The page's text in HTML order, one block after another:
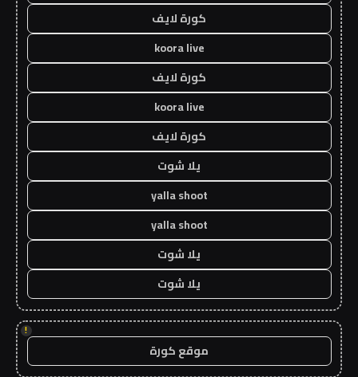
كورة لايف
koora live
كورة لايف
koora live
كورة لايف
يلا شوت
yalla shoot
yalla shoot
يلا شوت
يلا شوت
!
موقع كورة